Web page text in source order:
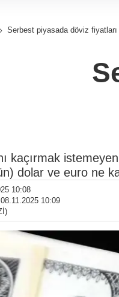
Serbest piyasada döviz fiyatları
kaçırmak
dolar ve euro ne
10:08
10:09